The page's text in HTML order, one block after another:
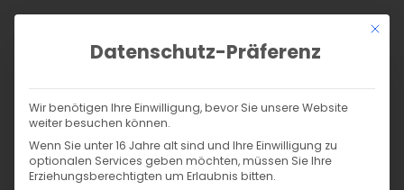
Zum
Products
Start/Shop/Nähen/Nähzubehör/Reißverschlüsse/
teilbare Reißverschlüsse/
Jacken Reißverschluss teilbar 35cm – creme 103
Mit
Datenschutz-Präferenz
Wir benötigen Ihre Einwilligung, bevor Sie unsere Website
weiter besuchen können.
Wenn Sie unter 16 Jahre alt sind und Ihre Einwilligung zu
optionalen Services geben möchten, müssen Sie Ihre
Erziehungsberechtigten um Erlaubnis bitten.